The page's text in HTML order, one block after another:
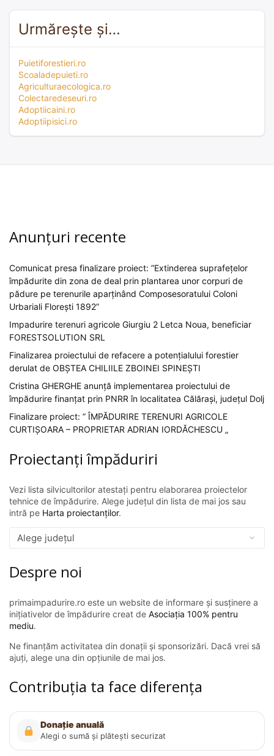
Urmărește și…
Puietiforestieri.ro
Scoaladepuieti.ro
Agriculturaecologica.ro
Colectaredeseuri.ro
Adoptiicaini.ro
Adoptiipisici.ro
Anunțuri recente
Comunicat presa finalizare proiect: ”Extinderea suprafețelor
împădurite din zona de deal prin plantarea unor corpuri de
pădure pe terenurile aparținând Composesoratului Coloni
Urbariali Florești 1892”
Impadurire terenuri agricole Giurgiu 2 Letca Noua, beneficiar
FORESTSOLUTION SRL
Finalizarea proiectului de refacere a potențialului forestier
derulat de OBȘTEA CHILIILE ZBOINEI SPINEȘTI
Cristina GHERGHE anunță implementarea proiectului de
împădurire finanțat prin PNRR în localitatea Călărași, județul Dolj
Finalizare proiect: ” ÎMPĂDURIRE TERENURI AGRICOLE
CURTIȘOARA – PROPRIETAR ADRIAN IORDĂCHESCU „
Proiectanți împăduriri
Vezi lista silvicultorilor atestați pentru elaborarea proiectelor
tehnice de împădurire. Alege județul din lista de mai jos sau
intră pe Harta proiectanților.
Despre noi
primaimpadurire.ro este un website de informare și susținere a
inițiativelor de împădurire creat de Asociația 100% pentru
mediu.
Ne finanțăm activitatea din donații și sponsorizări. Dacă vrei să
ajuți, alege una din opțiunile de mai jos.
Contribuția ta face diferența
Donație anuală
Alegi o sumă și plătești securizat